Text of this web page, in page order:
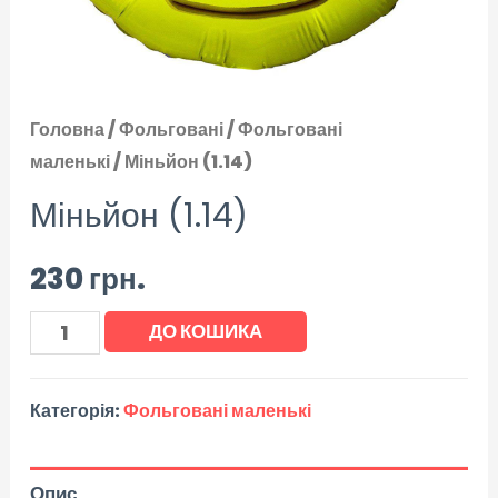
Головна/Фольговані/Фольговані
маленькі/ Міньйон (1.14)
Міньйон (1.14)
230грн.
ДО КОШИКА
Категорія:Фольговані маленькі